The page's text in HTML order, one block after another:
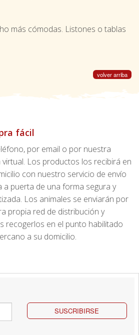
más cómodas. Listones o tablas
volver arriba
fácil
por email o por nuestra
virtual. Los productos los recibirá en
con nuestro servicio de envío
a puerta de una forma segura y
Los animales se enviarán por
propia red de distribución y
recogerlos en el punto habilitado
a su domicilio.
SUSCRIBIRSE